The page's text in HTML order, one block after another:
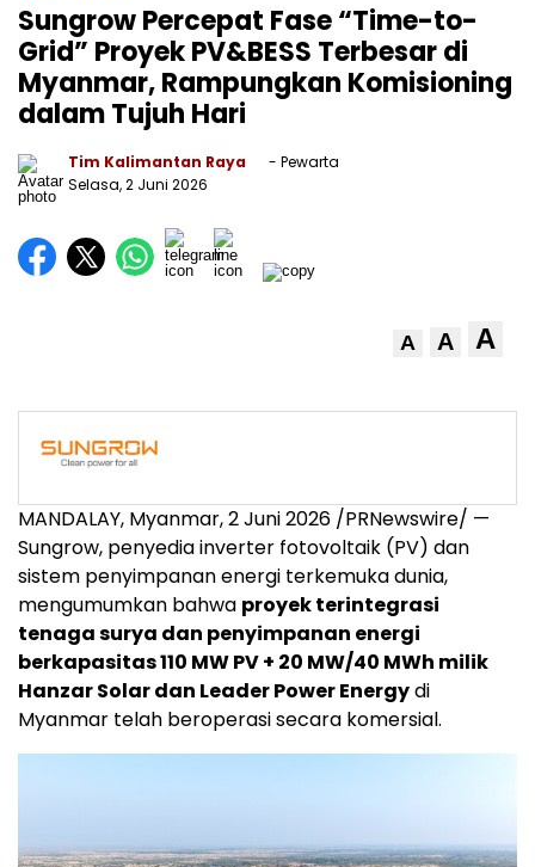
Sungrow Percepat Fase “Time-to-
Grid” Proyek PV&BESS Terbesar di
Myanmar, Rampungkan Komisioning
dalam Tujuh Hari
Tim Kalimantan Raya
- Pewarta
Selasa, 2 Juni 2026
A A A
MANDALAY, Myanmar,2 Juni 2026 /PRNewswire/ —
Sungrow, penyedia inverter fotovoltaik (PV) dan
sistem penyimpanan energi terkemuka dunia,
mengumumkan bahwa proyek terintegrasi
tenaga surya dan penyimpanan energi
berkapasitas 110 MW PV + 20 MW/40 MWh milik
Hanzar Solar dan Leader Power Energydi
Myanmar telah beroperasi secara komersial.